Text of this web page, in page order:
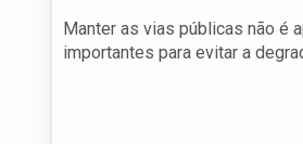
Manter as vias públicas não é
importantes para evitar a